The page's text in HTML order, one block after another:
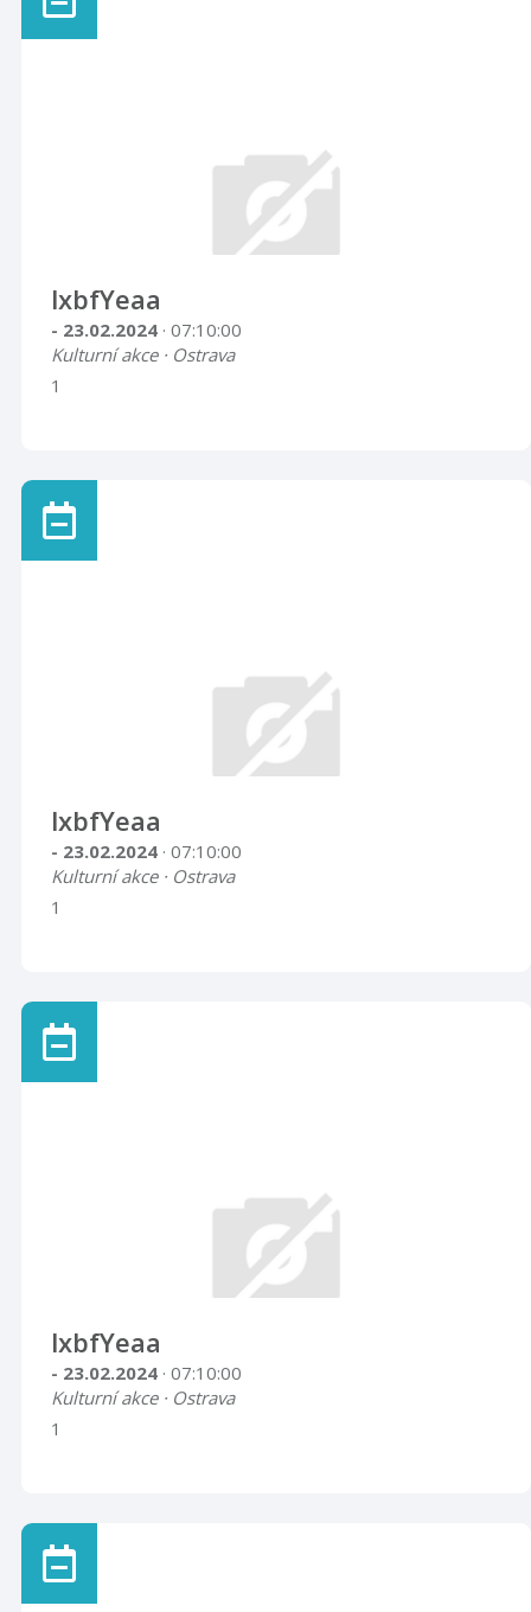
lxbfYeaa
- 23.02.2024 · 07:10:00
Kulturní akce · Ostrava
1
lxbfYeaa
- 23.02.2024 · 07:10:00
Kulturní akce · Ostrava
1
lxbfYeaa
- 23.02.2024 · 07:10:00
Kulturní akce · Ostrava
1